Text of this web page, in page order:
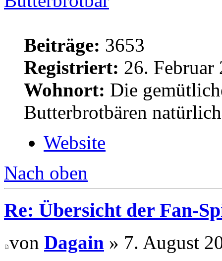
Beiträge: 3653
Registriert: 26. Februar
Wohnort: Die
Butterbrotbären
Website
Nach oben
Re: Übersicht der Fan-
von Dagain » 7. August